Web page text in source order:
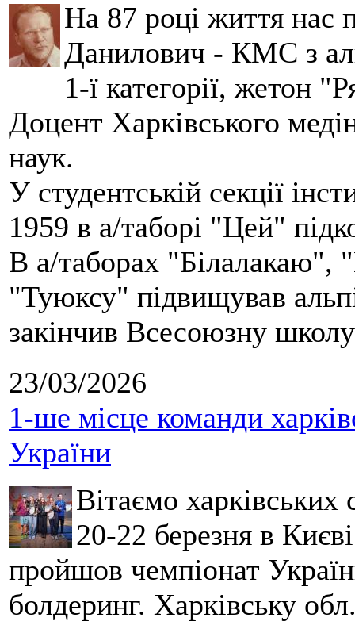
На 87 році життя нас
Данилович - КМС з
1-ї категорії, жетон
Доцент Харківського
наук.
У студентській секції
1959 в а/таборі "Цей"
В а/таборах "Білалакаю",
"Туюксу" підвищував
закінчив Всесоюзну
23/03/2026
1-ше місце команди
України
Вітаємо
20-22 березня в
пройшов чемпіонат
болдеринг. Харківську